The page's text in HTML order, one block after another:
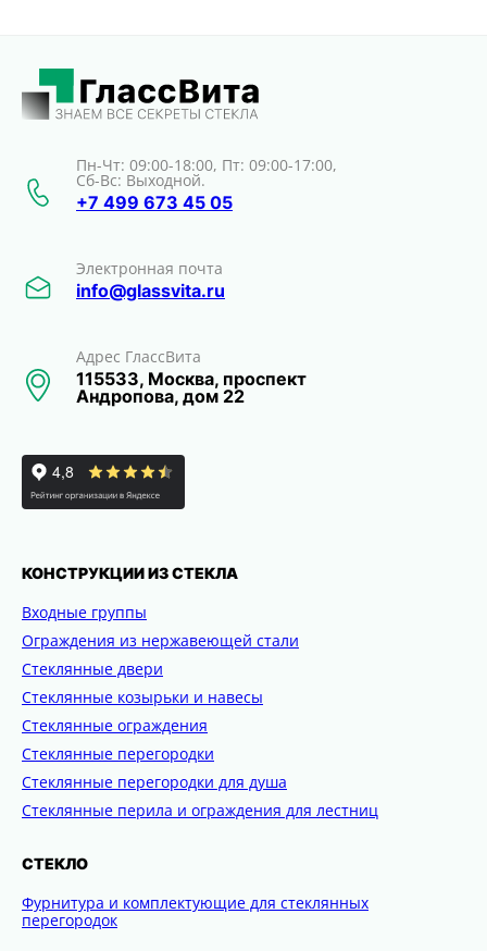
Пн-Чт: 09:00-18:00, Пт: 09:00-17:00,
Сб-Вс: Выходной.
+7 499 673 45 05
Электронная почта
info@glassvita.ru
Адрес ГлассВита
115533, Москва, проспект
Андропова, дом 22
КОНСТРУКЦИИ ИЗ СТЕКЛА
Входные группы
Ограждения из нержавеющей стали
Стеклянные двери
Стеклянные козырьки и навесы
Стеклянные ограждения
Стеклянные перегородки
Стеклянные перегородки для душа
Стеклянные перила и ограждения для лестниц
СТЕКЛО
Фурнитура и комплектующие для стеклянных
перегородок